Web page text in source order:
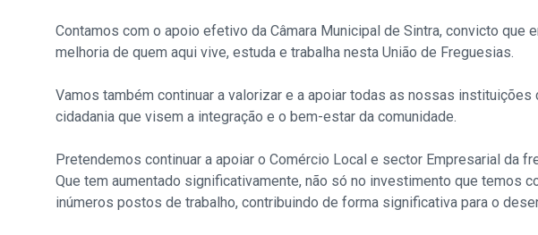
Contamos com o apoio efetivo da Câmara Municipal de Sintra, convicto que
melhoria de quem aqui vive, estuda e trabalha nesta União de Freguesias.
Vamos também continuar a valorizar e a apoiar todas as nossas
cidadania que visem a integração e o bem-estar da comunidade.
Pretendemos continuar a apoiar o Comércio Local e sector Empresarial da
Que tem aumentado significativamente, não só no investimento que temos
inúmeros postos de trabalho, contribuindo de forma significativa para o